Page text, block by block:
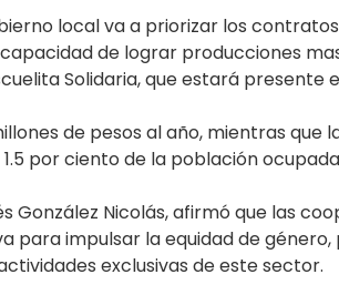
local va a priorizar los
de lograr producciones
Solidaria, que estará presente
de pesos al año, mientras que
por ciento de la población
González Nicolás, afirmó que las
para impulsar la equidad de género,
exclusivas de este sector.